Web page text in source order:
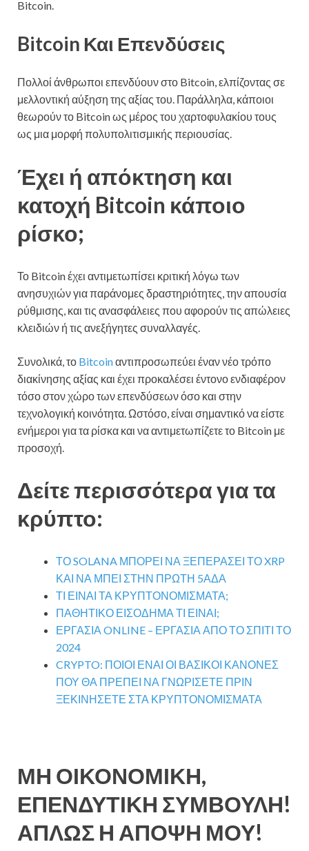
Bitcoin.
Bitcoin Και Επενδύσεις
Πολλοί άνθρωποι επενδύουν στο Bitcoin, ελπίζοντας σε
μελλοντική αύξηση της αξίας του. Παράλληλα, κάποιοι
θεωρούν το Bitcoin ως μέρος του χαρτοφυλακίου τους
ως μια μορφή πολυπολιτισμικής περιουσίας.
Έχει ή απόκτηση και
κατοχή Bitcoin κάποιο
ρίσκο;
Το Bitcoin έχει αντιμετωπίσει κριτική λόγω των
ανησυχιών για παράνομες δραστηριότητες, την απουσία
ρύθμισης, και τις ανασφάλειες που αφορούν τις απώλειες
κλειδιών ή τις ανεξήγητες συναλλαγές.
Συνολικά, το Bitcoinαντιπροσωπεύει έναν νέο τρόπο
διακίνησης αξίας και έχει προκαλέσει έντονο ενδιαφέρον
τόσο στον χώρο των επενδύσεων όσο και στην
τεχνολογική κοινότητα. Ωστόσο, είναι σημαντικό να είστε
ενήμεροι για τα ρίσκα και να αντιμετωπίζετε το Bitcoin με
προσοχή.
Δείτε περισσότερα για τα
κρύπτο:
ΤΟ SOLANA ΜΠΟΡΕΙ ΝΑ ΞΕΠΕΡΑΣΕΙ ΤΟ XRP
ΚΑΙ ΝΑ ΜΠΕΙ ΣΤΗΝ ΠΡΩΤΗ 5ΑΔΑ
ΤΙ ΕΙΝΑΙ ΤΑ ΚΡΥΠΤΟΝΟΜΙΣΜΑΤΑ;
ΠΑΘΗΤΙΚΟ ΕΙΣΟΔΗΜΑ ΤΙ ΕΙΝΑΙ;
ΕΡΓΑΣΙΑ ONLINE – ΕΡΓΑΣΙΑ ΑΠΟ ΤΟ ΣΠΙΤΙ ΤΟ
2024
CRYPTO: ΠΟΙΟΙ ΕΝΑΙ ΟΙ ΒΑΣΙΚΟΙ ΚΑΝΟΝΕΣ
ΠΟΥ ΘΑ ΠΡΕΠΕΙ ΝΑ ΓΝΩΡΙΣΕΤΕ ΠΡΙΝ
ΞΕΚΙΝΗΣΕΤΕ ΣΤΑ ΚΡΥΠΤΟΝΟΜΙΣΜΑΤΑ
ΜΗ ΟΙΚΟΝΟΜΙΚΗ,
ΕΠΕΝΔΥΤΙΚΗ ΣΥΜΒΟΥΛΗ!
ΑΠΛΩΣ Η ΑΠΟΨΗ ΜΟΥ!